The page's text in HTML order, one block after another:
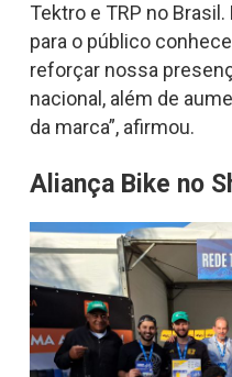
Tektro e TRP no
para o público
reforçar nossa
nacional, além de
da marca”, afirmou.
Aliança Bike no